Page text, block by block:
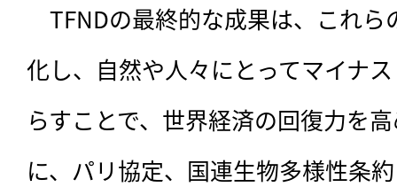
TFNDの最終的な成果は、これら
化し、自然や人々にとってマイナ
らすことで、世界経済の回復力を
に、パリ協定、国連生物多様性条